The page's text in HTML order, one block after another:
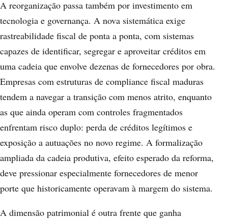
A reorganização passa também por investimento em
tecnologia e governança. A nova sistemática exige
rastreabilidade fiscal de ponta a ponta, com sistemas
capazes de identificar, segregar e aproveitar créditos em
uma cadeia que envolve dezenas de fornecedores por obra.
Empresas com estruturas de compliance fiscal maduras
tendem a navegar a transição com menos atrito, enquanto
as que ainda operam com controles fragmentados
enfrentam risco duplo: perda de créditos legítimos e
exposição a autuações no novo regime. A formalização
ampliada da cadeia produtiva, efeito esperado da reforma,
deve pressionar especialmente fornecedores de menor
porte que historicamente operavam à margem do sistema.
A dimensão patrimonial é outra frente que ganha